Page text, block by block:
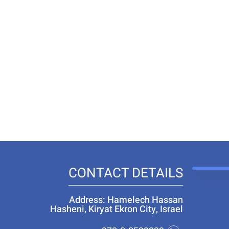
CONTACT DETAILS
Address: Hamelech Hassan
Hasheni, Kiryat Ekron City, Israel